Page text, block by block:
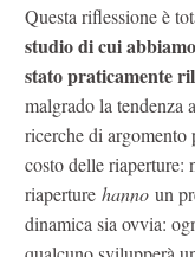
Questa riflessione è
studio di cui
stato praticamente
malgrado la tendenza
ricerche di
costo delle riaperture:
riaperture hanno un
dinamica sia ovvia: